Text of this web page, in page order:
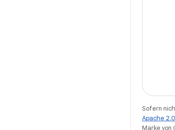
Sofern
Apache
Marke von